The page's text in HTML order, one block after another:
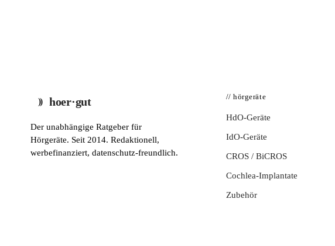
hoer·gut
Der unabhängige Ratgeber für
Hörgeräte. Seit 2014. Redaktionell,
werbefinanziert, datenschutz-freundlich.
// hörgeräte
HdO-Geräte
IdO-Geräte
CROS / BiCROS
Cochlea-Implantate
Zubehör